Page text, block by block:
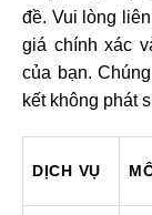
đề. Vui lòng
giá chính xác
của bạn.
kết không phát
DỊCH VỤ